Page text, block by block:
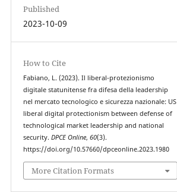
Published
2023-10-09
How to Cite
Fabiano, L. (2023). Il liberal-protezionismo
digitale statunitense fra difesa della leadership
nel mercato tecnologico e sicurezza nazionale: US
liberal digital protectionism between defense of
technological market leadership and national
security.DPCE Online,60(3).
https://doi.org/10.57660/dpceonline.2023.1980
More Citation Formats